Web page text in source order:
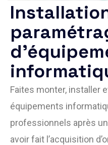
Faites monter, installer
équipements
professionnels après
avoir fait l’acquisition